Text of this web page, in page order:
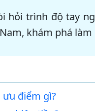
hỏi trình độ tay
khám phá
điểm gì?